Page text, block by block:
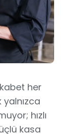
her
hızlı
kasa